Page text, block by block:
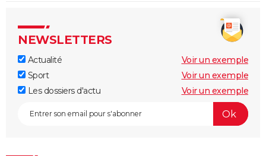
NEWSLETTERS
Actualité
Voir un exemple
Sport
Voir un exemple
Les dossiers d'actu
Voir un exemple